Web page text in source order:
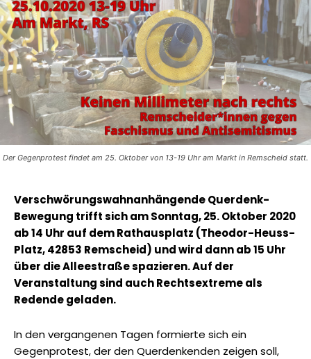
Der Gegenprotest findet am 25. Oktober von 13-19 Uhr am Markt in Remscheid statt.
Verschwörungswahnanhängende Querdenk-
Bewegung trifft sich am Sonntag, 25. Oktober 2020
ab 14 Uhr auf dem Rathausplatz (Theodor-Heuss-
Platz, 42853 Remscheid) und wird dann ab 15 Uhr
über die Alleestraße spazieren. Auf der
Veranstaltung sind auch Rechtsextreme als
Redende geladen.
In den vergangenen Tagen formierte sich ein
Gegenprotest, der den Querdenkenden zeigen soll,